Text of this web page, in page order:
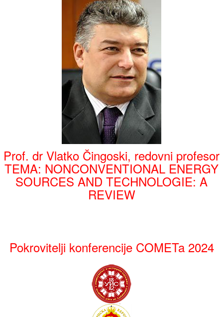
Prof. dr Vlatko Čingoski, redovni profesor
TEMA: NONCONVENTIONAL ENERGY
SOURCES AND TECHNOLOGIE: A
REVIEW
Pokrovitelji konferencije COMETa 2024